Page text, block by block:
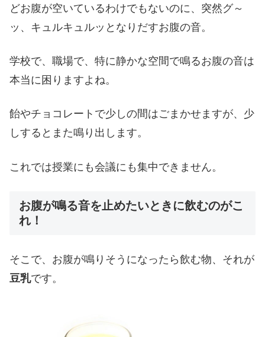
どお腹が空いているわけでもないのに、突然グ～
ッ、キュルキュルッとなりだすお腹の音。
学校で、職場で、特に静かな空間で鳴るお腹の音は
本当に困りますよね。
飴やチョコレートで少しの間はごまかせますが、少
しするとまた鳴り出します。
これでは授業にも会議にも集中できません。
お腹が鳴る音を止めたいときに飲むのがこ
れ！
そこで、お腹が鳴りそうになったら飲む物、それが
豆乳です。